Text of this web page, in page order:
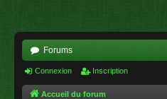
Forums
Connexion Inscription
Accueil du forum